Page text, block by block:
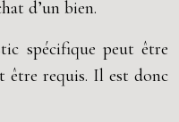
d’un bien.
spécifique peut être
être requis. Il est donc